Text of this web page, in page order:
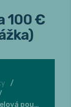
100 €
Darčeková poukážka 100 € (viacúčelová poukážka)